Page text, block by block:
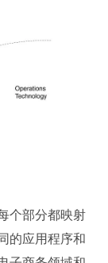
个部分都映射
的应用程序和